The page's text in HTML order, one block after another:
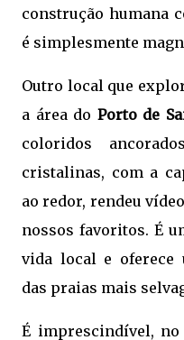
construção humana
é simplesmente
Outro local que
a área do Porto de
coloridos
cristalinas, com a
ao redor, rendeu
nossos favoritos. É
vida local e oferece
das praias mais
É imprescindível,